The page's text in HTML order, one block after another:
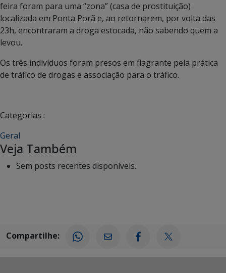
feira foram para uma “zona” (casa de prostituição)
localizada em Ponta Porã e, ao retornarem, por volta das
23h, encontraram a droga estocada, não sabendo quem a
levou.
Os três indivíduos foram presos em flagrante pela prática
de tráfico de drogas e associação para o tráfico.
Categorias :
Geral
Veja Também
Sem posts recentes disponíveis.
Compartilhe: